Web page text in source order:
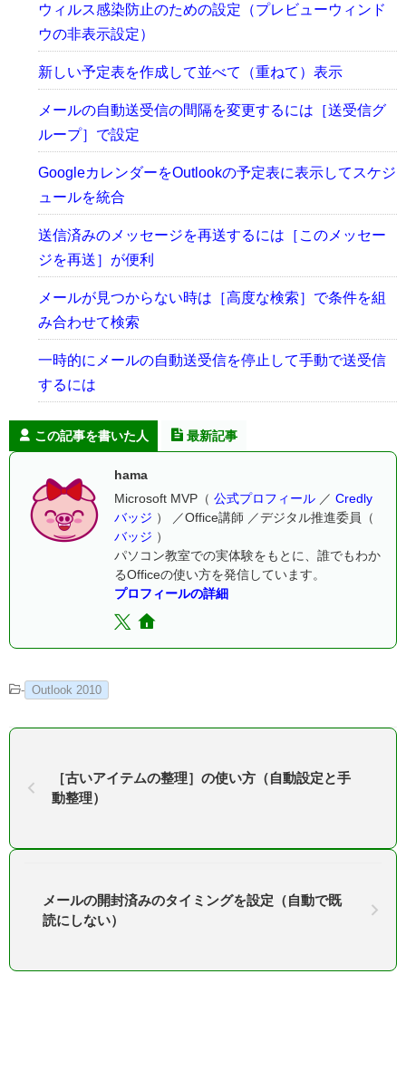
ウィルス感染防止のための設定（プレビューウィンド
ウの非表示設定）
新しい予定表を作成して並べて（重ねて）表示
メールの自動送受信の間隔を変更するには［送受信グ
ループ］で設定
GoogleカレンダーをOutlookの予定表に表示してスケジ
ュールを統合
送信済みのメッセージを再送するには［このメッセー
ジを再送］が便利
メールが見つからない時は［高度な検索］で条件を組
み合わせて検索
一時的にメールの自動送受信を停止して手動で送受信
するには
この記事を書いた人 最新記事
hama
Microsoft MVP（ 公式プロフィール ／ Credly
バッジ ） ／Office講師 ／デジタル推進委員（
バッジ ）
パソコン教室での実体験をもとに、誰でもわか
るOfficeの使い方を発信しています。
プロフィールの詳細
- Outlook 2010
［古いアイテムの整理］の使い方（自動設定と手
動整理）
メールの開封済みのタイミングを設定（自動で既
読にしない）